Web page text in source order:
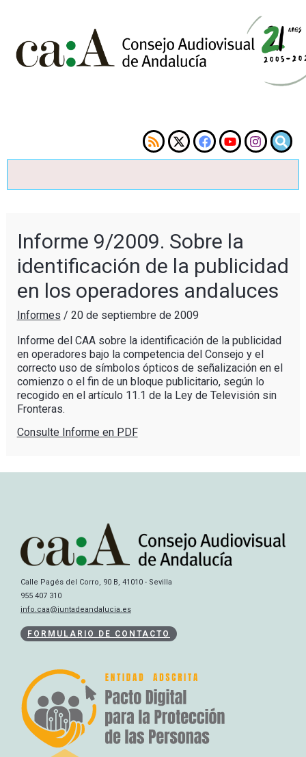
Informe 9/2009. Sobre la
identificación de la publicidad
en los operadores andaluces
Informes / 20 de septiembre de 2009
Informe del CAA sobre la identificación de la publicidad
en operadores bajo la competencia del Consejo y el
correcto uso de símbolos ópticos de señalización en el
comienzo o el fin de un bloque publicitario, según lo
recogido en el artículo 11.1 de la Ley de Televisión sin
Fronteras.
Consulte Informe en PDF
Calle Pagés del Corro, 90 B, 41010 - Sevilla
955 407 310
info.caa@juntadeandalucia.es
FORMULARIO DE CONTACTO